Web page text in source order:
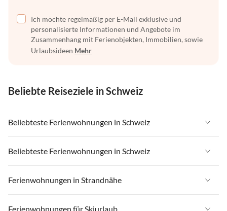
Ich möchte regelmäßig per E-Mail exklusive und
personalisierte Informationen und Angebote im
Zusammenhang mit Ferienobjekten, Immobilien, sowie
Urlaubsideen Mehr
Beliebte Reiseziele in Schweiz
Beliebteste Ferienwohnungen in Schweiz
Ferienwohnungen in Schweiz
Ferienwohnungen in Wallis
Ferienwohnungen in Saas-Fee / Saastal
Beliebteste Ferienwohnungen in Schweiz
Ferienwohnungen in Schweiz
Ferienwohnungen in Wallis
Ferienwohnungen in Strandnähe
Ferienwohnungen in Strandnähe in Schweiz
Ferienwohnungen für Skiurlaub